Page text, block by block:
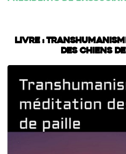
Livre :
des chiens